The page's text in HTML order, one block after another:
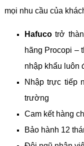
mọi nhu cầu của
Hafucotrở
hãng Procopi –
nhập khẩu luôn
Nhập trực tiếp
trường
Cam kết hàng
Bảo hành 12